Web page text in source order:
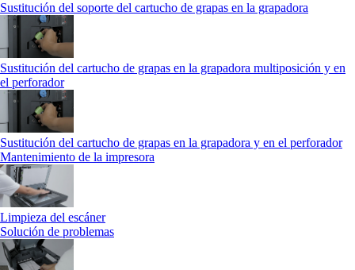
Sustitución del soporte del cartucho de grapas en la grapadora
Sustitución del cartucho de grapas en la grapadora multiposición y en
el perforador
Sustitución del cartucho de grapas en la grapadora y en el perforador
Mantenimiento de la impresora
Limpieza del escáner
Solución de problemas